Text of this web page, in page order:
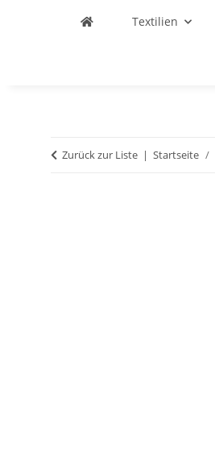
Textilien
Zurück zur Liste Startseite